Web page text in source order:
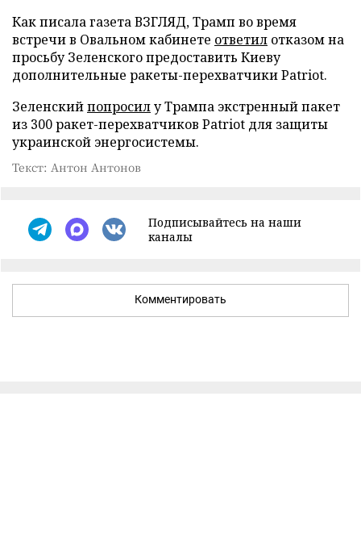
Как писала газета ВЗГЛЯД, Трамп во время
встречи в Овальном кабинете ответил отказом на
просьбу Зеленского предоставить Киеву
дополнительные ракеты-перехватчики Patriot.
Зеленскийпопросилу Трампа экстренный пакет
из 300 ракет-перехватчиков Patriot для защиты
украинской энергосистемы.
Текст: Антон Антонов
Подписывайтесь на наши
каналы
Комментировать